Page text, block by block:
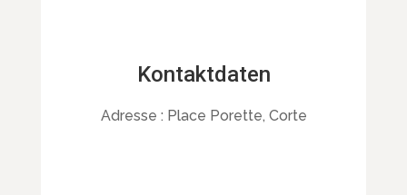
Kontaktdaten
Adresse : Place Porette, Corte